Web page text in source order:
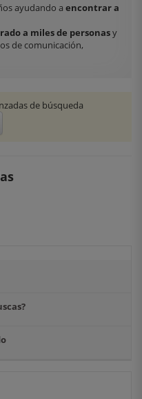
ayudando a encontrar a
a miles de personasy
de comunicación,
de búsqueda